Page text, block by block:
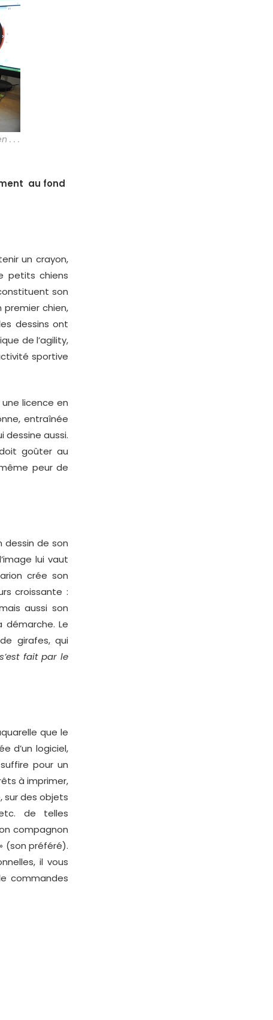
. . .
au fond
un crayon,
petits chiens
son
premier chien,
dessins ont
de l’agility,
sportive
licence en
entraînée
dessine aussi.
goûter au
peur de
dessin de son
lui vaut
crée son
croissante :
aussi son
Le
girafes, qui
fait par le
que le
d’un logiciel,
pour un
à imprimer,
sur des objets
de telles
compagnon
(son préféré).
il vous
commandes